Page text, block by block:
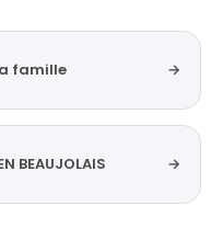
famille →
BEAUJOLAIS →